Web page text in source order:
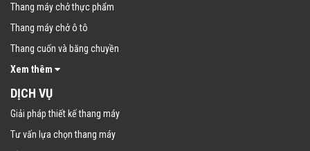
Thang máy chở thực phẩm
Thang máy chở ô tô
Thang cuốn và băng chuyền
Xem thêm
DỊCH VỤ
Giải pháp thiết kế thang máy
Tư vấn lựa chọn thang máy